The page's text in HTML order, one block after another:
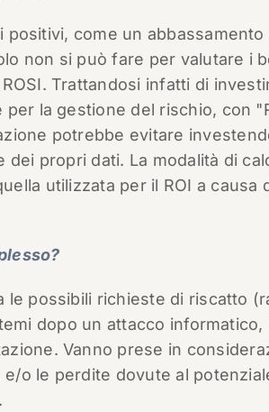
positivi, come un
non si può fare per valutare i
Trattandosi infatti di
la gestione del rischio, con
potrebbe evitare
propri dati. La modalità di
utilizzata per il ROI a causa
le possibili richieste di riscatto
dopo un attacco informatico,
Vanno prese in
o le perdite dovute al